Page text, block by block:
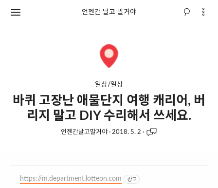
언젠간 날고 말거야
일상/일상
바퀴 고장난 애물단지 여행 캐리어, 버
리지 말고 DIY 수리해서 쓰세요.
언젠간날고말거야· 2018. 5. 2 ·
https://m.department.lotteon.com 광고